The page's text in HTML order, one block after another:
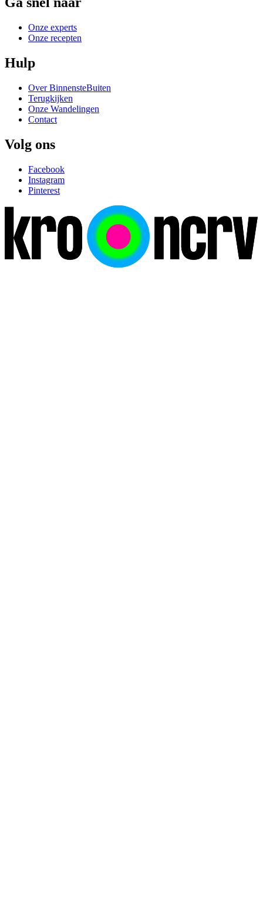
Onze experts
Onze recepten
Hulp
Over BinnensteBuiten
Terugkijken
Onze Wandelingen
Contact
Volg ons
Facebook
Instagram
Pinterest